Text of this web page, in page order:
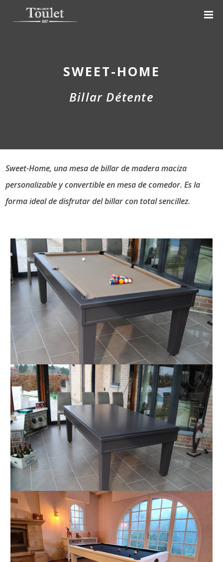
SWEET-HOME
Billar Détente
Sweet-Home, una mesa de billar de madera maciza
personalizable y convertible en mesa de comedor. Es la
forma ideal de disfrutar del billar con total sencillez.